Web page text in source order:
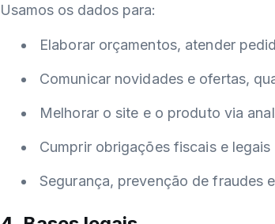
Usamos os dados para:
Elaborar orçamentos, atender
Comunicar novidades e ofertas,
Melhorar o site e o produto via
Cumprir obrigações fiscais e
Segurança, prevenção de fraudes